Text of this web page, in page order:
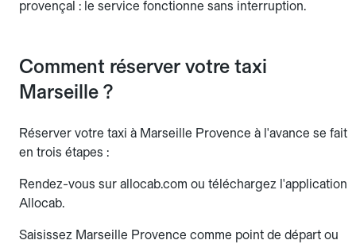
provençal : le service fonctionne sans interruption.
Comment réserver votre taxi
Marseille ?
Réserver votre taxi à Marseille Provence à l'avance se fait
en trois étapes :
Rendez-vous sur allocab.com ou téléchargez l'application
Allocab.
Saisissez Marseille Provence comme point de départ ou